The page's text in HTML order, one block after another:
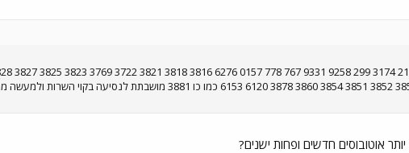
אוטובוסים חדשים ופחות ישנים?